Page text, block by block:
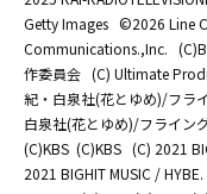
Getty Images ©2026 Line
Communications.,Inc.
作委員会 (C) Ultimate
紀・白泉社(花とゆめ)/フラ
白泉社(花とゆめ)/フライン
(C)KBS (C)KBS (C) 2021
2021 BIGHIT MUSIC /